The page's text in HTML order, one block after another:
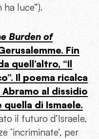
luce”).
Burden of
Fin
quell’altro, “Il
Il poema ricalca
Abramo al dissidio
quella di Ismaele.
il futuro d’Israele,
‘incriminate’, per